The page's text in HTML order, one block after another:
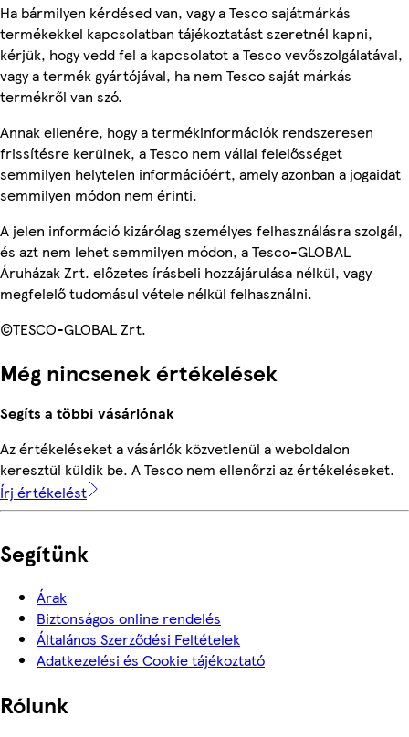
Ha bármilyen kérdésed van, vagy a Tesco sajátmárkás
termékekkel kapcsolatban tájékoztatást szeretnél kapni,
kérjük, hogy vedd fel a kapcsolatot a Tesco vevőszolgálatával,
vagy a termék gyártójával, ha nem Tesco saját márkás
termékről van szó.
Annak ellenére, hogy a termékinformációk rendszeresen
frissítésre kerülnek, a Tesco nem vállal felelősséget
semmilyen helytelen információért, amely azonban a jogaidat
semmilyen módon nem érinti.
A jelen információ kizárólag személyes felhasználásra szolgál,
és azt nem lehet semmilyen módon, a Tesco-GLOBAL
Áruházak Zrt. előzetes írásbeli hozzájárulása nélkül, vagy
megfelelő tudomásul vétele nélkül felhasználni.
©TESCO-GLOBAL Zrt.
Még nincsenek értékelések
Segíts a többi vásárlónak
Az értékeléseket a vásárlók közvetlenül a weboldalon
keresztül küldik be. A Tesco nem ellenőrzi az értékeléseket.
Írj értékelést
Segítünk
Árak
Biztonságos online rendelés
Általános Szerződési Feltételek
Adatkezelési és Cookie tájékoztató
Rólunk